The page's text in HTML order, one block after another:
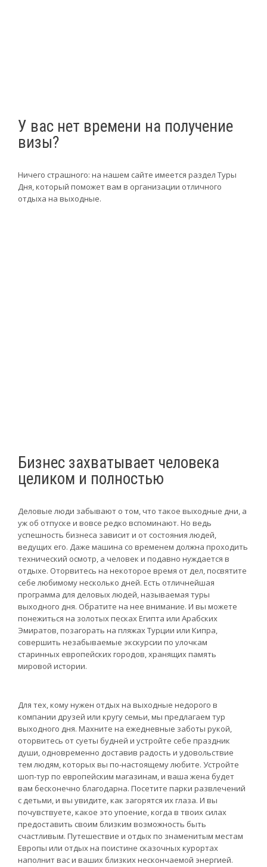
У вас нет времени на получение
визы?
Ничего страшного: на нашем сайте имеется раздел Туры
Дня, который поможет вам в организации отличного
отдыха на выходные.
Бизнес захватывает человека
целиком и полностью
Деловые люди забывают о том, что такое выходные дни, а
уж об отпуске и вовсе редко вспоминают. Но ведь
успешность бизнеса зависит и от состояния людей,
ведущих его. Даже машина со временем должна проходить
технический осмотр, а человек и подавно нуждается в
отдыхе. Оторвитесь на некоторое время от дел, посвятите
себе любимому несколько дней. Есть отличнейшая
программа для деловых людей, называемая туры
выходного дня. Обратите на нее внимание. И вы можете
понежиться на золотых песках Египта или Арабских
Эмиратов, позагорать на пляжах Турции или Кипра,
совершить незабываемые экскурсии по улочкам
старинных европейских городов, хранящих память
мировой истории.
Для тех, кому нужен отдых на выходные недорого в
компании друзей или кругу семьи, мы предлагаем тур
выходного дня. Махните на ежедневные заботы рукой,
оторвитесь от суеты будней и устройте себе праздник
души, одновременно доставив радость и удовольствие
тем людям, которых вы по-настоящему любите. Устройте
шоп-тур по европейским магазинам, и ваша жена будет
вам бесконечно благодарна. Посетите парки развлечений
с детьми, и вы увидите, как загорятся их глаза. И вы
почувствуете, какое это упоение, когда в твоих силах
предоставить своим близким возможность быть
счастливым. Путешествие и отдых по знаменитым местам
Европы или отдых на поистине сказочных курортах
наполнит вас и ваших близких нескончаемой энергией.